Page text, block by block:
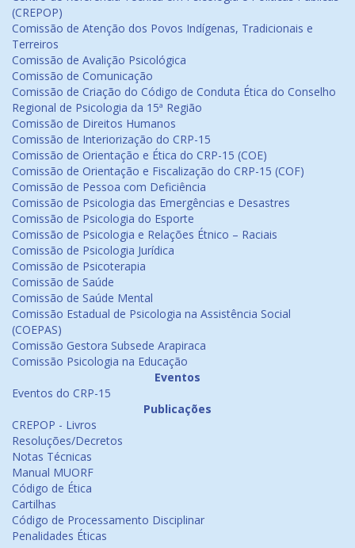
(CREPOP)
Comissão de Atenção dos Povos Indígenas, Tradicionais e
Terreiros
Comissão de Avalição Psicológica
Comissão de Comunicação
Comissão de Criação do Código de Conduta Ética do Conselho
Regional de Psicologia da 15ª Região
Comissão de Direitos Humanos
Comissão de Interiorização do CRP-15
Comissão de Orientação e Ética do CRP-15 (COE)
Comissão de Orientação e Fiscalização do CRP-15 (COF)
Comissão de Pessoa com Deficiência
Comissão de Psicologia das Emergências e Desastres
Comissão de Psicologia do Esporte
Comissão de Psicologia e Relações Étnico – Raciais
Comissão de Psicologia Jurídica
Comissão de Psicoterapia
Comissão de Saúde
Comissão de Saúde Mental
Comissão Estadual de Psicologia na Assistência Social
(COEPAS)
Comissão Gestora Subsede Arapiraca
Comissão Psicologia na Educação
Eventos
Eventos do CRP-15
Publicações
CREPOP - Livros
Resoluções/Decretos
Notas Técnicas
Manual MUORF
Código de Ética
Cartilhas
Código de Processamento Disciplinar
Penalidades Éticas